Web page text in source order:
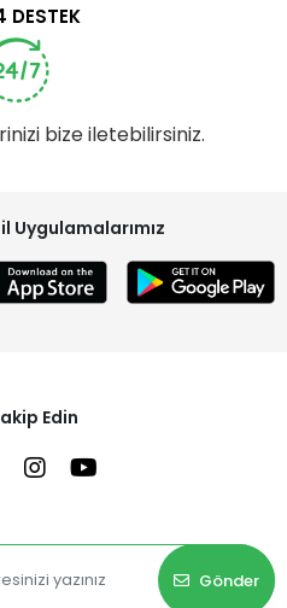
DESTEK
bize iletebilirsiniz.
Uygulamalarımız
Edin
Gönder